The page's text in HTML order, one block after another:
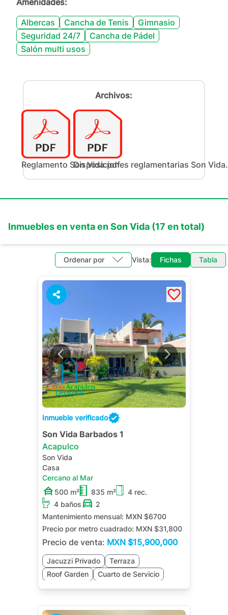
Amenidades:
Albercas
Cancha de Tenis
Gimnasio
Seguridad 24/7
Cancha de Pádel
Salón multi usos
Archivos:
Reglamento Son Vida.pdfDisposiciones reglamentarias Son
Inmuebles enventaenSon Vida (17 en total)
Ordenar por Vista: Fichas Tabla
7
Inmueble verificado
Son Vida Barbados 1
Acapulco
Son Vida
Casa
Cercano al Mar
500 m²
835 m²
4 rec.
4 baños
2
Mantenimiento mensual: MXN $6700
Precio por metro cuadrado: MXN $31,800
Precio de venta: MXN $15,900,000
Jacuzzi Privado
Terraza
Roof Garden
Cuarto de Servicio